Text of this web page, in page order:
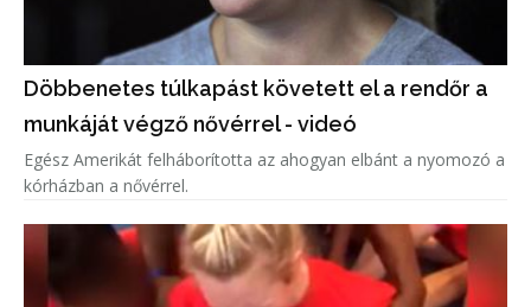
Döbbenetes túlkapást követett el a rendőr a
munkáját végző nővérrel - videó
Egész Amerikát felháborította az ahogyan elbánt a nyomozó a
kórházban a nővérrel.